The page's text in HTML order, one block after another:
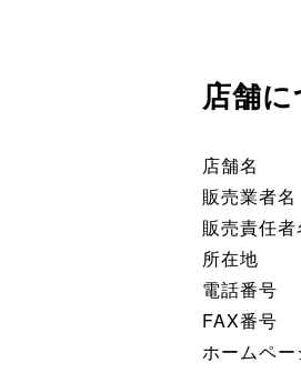
店舗
店舗名
販売業者名
販売責任者
所在地
電話番号
FAX番号
ホームペ